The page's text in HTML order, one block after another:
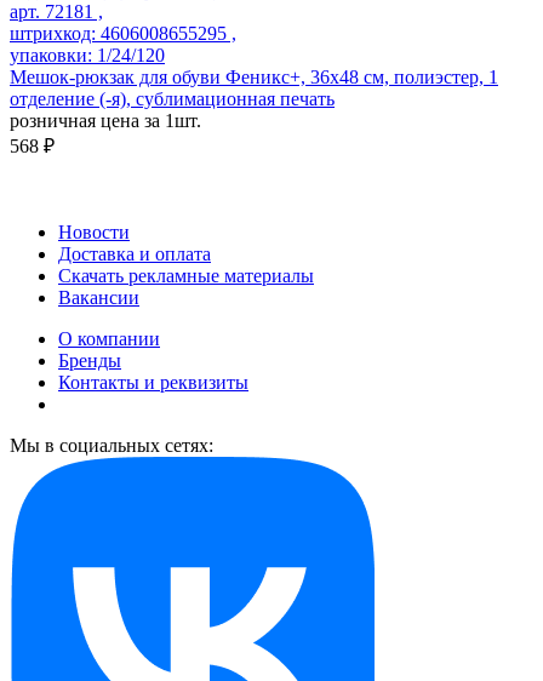
арт. 72181 ,
штрихкод: 4606008655295 ,
упаковки: 1/24/120
Мешок-рюкзак для обуви Феникс+, 36х48 см, полиэстер, 1
отделение (-я), сублимационная печать
розничная цена за 1шт.
568 ₽
Новости
Доставка и оплата
Скачать рекламные материалы
Вакансии
О компании
Бренды
Контакты и реквизиты
Мы в социальных сетях: